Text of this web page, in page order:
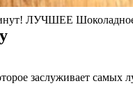
ЛУЧШЕЕ Шоколадное
заслуживает